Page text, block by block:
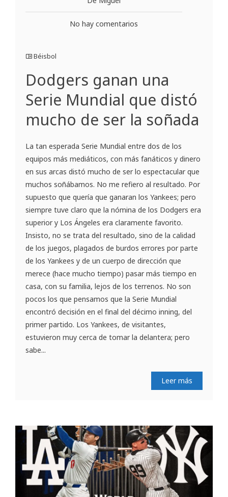
No hay comentarios
Béisbol
Dodgers ganan una
Serie Mundial que distó
mucho de ser la soñada
La tan esperada Serie Mundial entre dos de los
equipos más mediáticos, con más fanáticos y dinero
en sus arcas distó mucho de ser lo espectacular que
muchos soñábamos. No me refiero al resultado. Por
supuesto que quería que ganaran los Yankees; pero
siempre tuve claro que la nómina de los Dodgers era
superior y Los Ángeles era claramente favorito.
Insisto, no se trata del resultado, sino de la calidad
de los juegos, plagados de burdos errores por parte
de los Yankees y de un cuerpo de dirección que
merece (hace mucho tiempo) pasar más tiempo en
casa, con su familia, lejos de los terrenos. No son
pocos los que pensamos que la Serie Mundial
encontró decisión en el final del décimo inning, del
primer partido. Los Yankees, de visitantes,
estuvieron muy cerca de tomar la delantera; pero
sabe...
Leer más